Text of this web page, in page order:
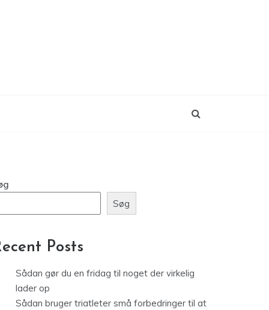
Søg
Posts
Sådan gør du en fridag til noget der virkelig
lader op
Sådan bruger triatleter små forbedringer til at